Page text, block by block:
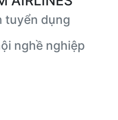
tuyển dụng
nghề nghiệp